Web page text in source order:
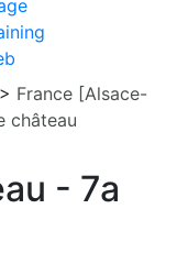
> France [Alsace-
château
- 7a